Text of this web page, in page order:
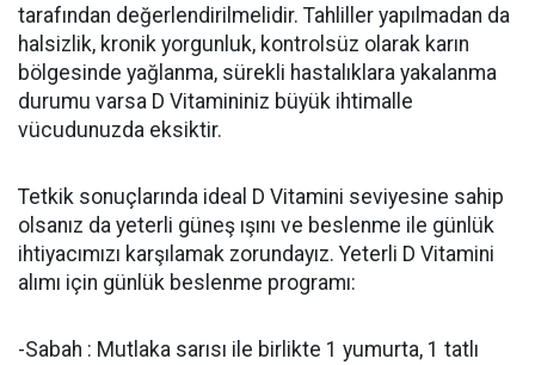
tarafından değerlendirilmelidir. Tahliller yapılmadan da
halsizlik, kronik yorgunluk, kontrolsüz olarak karın
bölgesinde yağlanma, sürekli hastalıklara yakalanma
durumu varsa D Vitamininiz büyük ihtimalle
vücudunuzda eksiktir.
Tetkik sonuçlarında ideal D Vitamini seviyesine sahip
olsanız da yeterli güneş ışını ve beslenme ile günlük
ihtiyacımızı karşılamak zorundayız. Yeterli D Vitamini
alımı için günlük beslenme programı:
-Sabah : Mutlaka sarısı ile birlikte 1 yumurta, 1 tatlı